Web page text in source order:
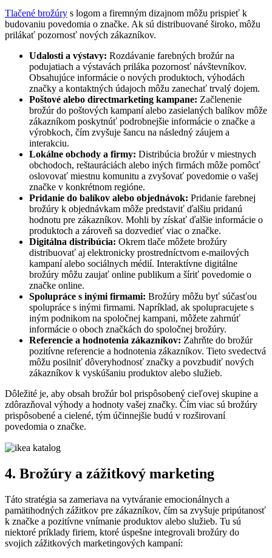
Tlačené brožúry s logom a firemným dizajnom môžu prispieť k
budovaniu povedomia o značke. Ak sú distribuované široko, môžu
prilákať pozornosť nových zákazníkov.
Udalosti a výstavy: Rozdávanie farebných brožúr na
podujatiach a výstavách priláka pozornosť návštevníkov.
Obsahujúce informácie o nových produktoch, výhodách
značky a kontaktných údajoch môžu zanechať trvalý dojem.
Poštové alebo directmarketing kampane: Začlenenie
brožúr do poštových kampaní alebo zasielaných balíkov môže
zákazníkom poskytnúť podrobnejšie informácie o značke a
výrobkoch, čím zvyšuje šancu na následný záujem a
interakciu.
Lokálne obchody a firmy: Distribúcia brožúr v miestnych
obchodoch, reštauráciách alebo iných firmách môže pomôcť
oslovovať miestnu komunitu a zvyšovať povedomie o vašej
značke v konkrétnom regióne.
Pridanie do balíkov alebo objednávok: Pridanie farebnej
brožúry k objednávkam môže predstaviť ďalšiu pridanú
hodnotu pre zákazníkov. Mohli by získať ďalšie informácie o
produktoch a zároveň sa dozvedieť viac o značke.
Digitálna distribúcia: Okrem tlače môžete brožúry
distribuovať aj elektronicky prostredníctvom e-mailových
kampaní alebo sociálnych médií. Interaktívne digitálne
brožúry môžu zaujať online publikum a šíriť povedomie o
značke online.
Spolupráce s inými firmami: Brožúry môžu byť súčasťou
spolupráce s inými firmami. Napríklad, ak spolupracujete s
iným podnikom na spoločnej kampani, môžete zahrnúť
informácie o oboch značkách do spoločnej brožúry.
Referencie a hodnotenia zákazníkov: Zahrňte do brožúr
pozitívne referencie a hodnotenia zákazníkov. Tieto svedectvá
môžu posilniť dôveryhodnosť značky a povzbudiť nových
zákazníkov k vyskúšaniu produktov alebo služieb.
Dôležité je, aby obsah brožúr bol prispôsobený cieľovej skupine a
zdôrazňoval výhody a hodnoty vašej značky. Čím viac sú brožúry
prispôsobené a cielené, tým účinnejšie budú v rozširovaní
povedomia o značke.
4. Brožúry a zážitkový marketing
Táto stratégia sa zameriava na vytváranie emocionálnych a
pamätihodných zážitkov pre zákazníkov, čím sa zvyšuje pripútanosť
k značke a pozitívne vnímanie produktov alebo služieb. Tu sú
niektoré príklady firiem, ktoré úspešne integrovali brožúry do
svojich zážitkových marketingových kampaní: